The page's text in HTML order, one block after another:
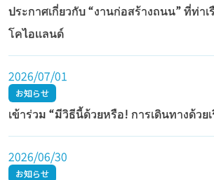
ประกาศเกี่ยวกับ “งานก่อสร้างถนน” ที่ท่าเ
โคไอแลนด์
2026/07/01
お知らせ
เข้าร่วม “มีวิธีนี้ด้วยหรือ! การเดินทางด้วย
2026/06/30
お知らせ